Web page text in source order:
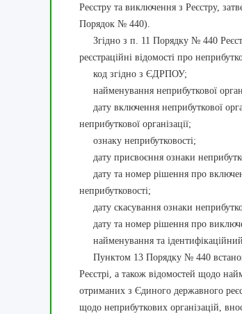
Реєстру та виключення з Реєстру,
Порядок № 440).
Згідно з п. 11 Порядку № 440 Реєстр
реєстраційні відомості про
код згідно з ЄДРПОУ;
найменування неприбуткової
дату включення неприбуткової
неприбуткової організації;
ознаку неприбутковості;
дату присвоєння ознаки
дату та номер рішення про
неприбутковості;
дату скасування ознаки
дату та номер рішення про
найменування та
Пунктом 13 Порядку № 440
Реєстрі, а також відомостей щодо
отриманих з Єдиного державного
щодо неприбуткових організацій,